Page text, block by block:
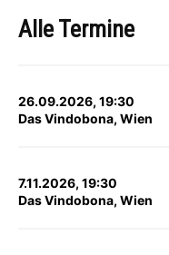
Alle Termine
26.09.2026, 19:30
Das Vindobona, Wien
7.11.2026, 19:30
Das Vindobona, Wien